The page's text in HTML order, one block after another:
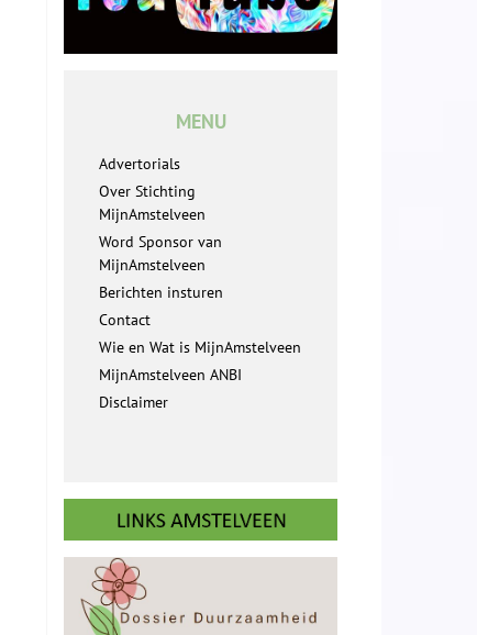
MENU
Advertorials
Over Stichting
MijnAmstelveen
Word Sponsor van
MijnAmstelveen
Berichten insturen
Contact
Wie en Wat is MijnAmstelveen
MijnAmstelveen ANBI
Disclaimer